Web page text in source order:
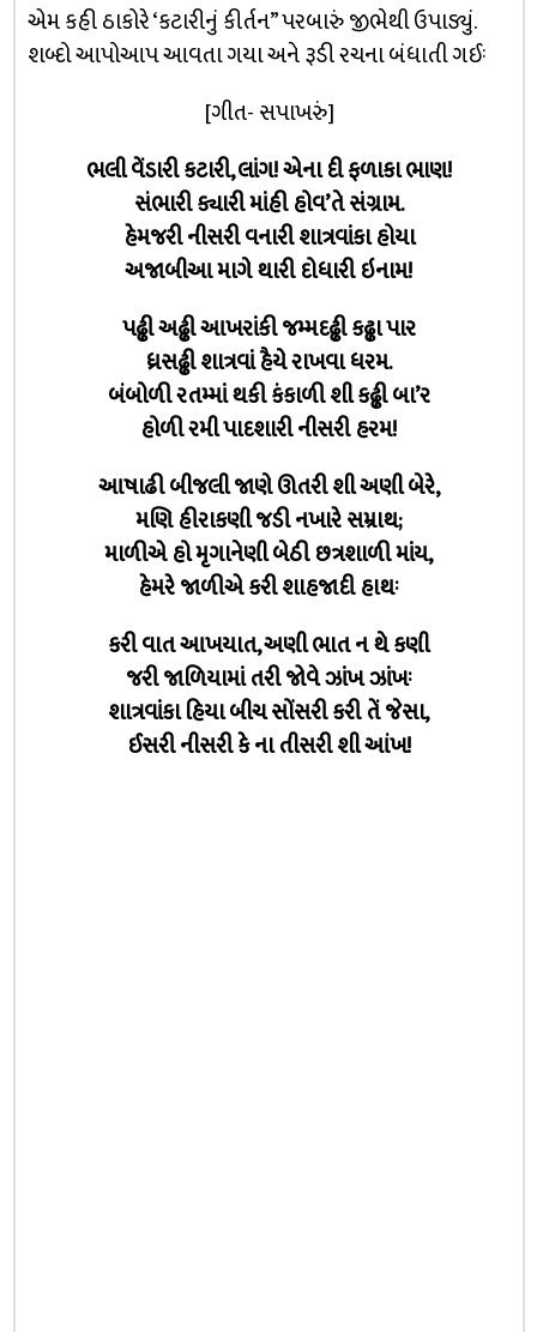
એમ કહી ઠાકોરે ‘કટારીનું કીર્તન” પરબારું જીભેથી ઉપાડ્યું.
શબ્દો આપોઆપ આવતા ગયા અને રૂડી રચના બંધાતી ગઈઃ
[ગીત- સપાખરું]
ભલી વેંડારી કટારી, લાંગ! એના દી ફળાકા ભાણ!
સંભારી ક્યારી માંહી હોવ’તે સંગ્રામ.
હેમજરી નીસરી વનારી શાત્રવાંકા હોયા
અજાબીઆ માગે થારી દોધારી ઇનામ!
પઢ્ઢી અઢ્ઢી આખરાંકી જમ્મદઢ્ઢી કઢ્ઢા પાર
ધ્રસઢ્ઢી શાત્રવાં હૈયે રાખવા ધરમ.
બંબોળી રતમ્માં થકી કંકાળી શી કઢ્ઢી બા’ર
હોળી રમી પાદશારી નીસરી હરમ!
આષાઢી બીજલી જાણે ઊતરી શી અણી બેરે,
મણિ હીરાકણી જડી નખારે સમ્રાથ;
માળીએ હો મૃગાનેણી બેઠી છત્રશાળી માંય,
હેમરે જાળીએ કરી શાહજાદી હાથઃ
કરી વાત આખયાત, અણી ભાત ન થે કણી
જરી જાળિયામાં તરી જોવે ઝાંખ ઝાંખઃ
શાત્રવાંકા હિયા બીચ સોંસરી કરી તેં જેસા,
ઈસરી નીસરી કે ના તીસરી શી આંખ!